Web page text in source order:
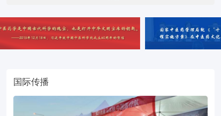
国际传播